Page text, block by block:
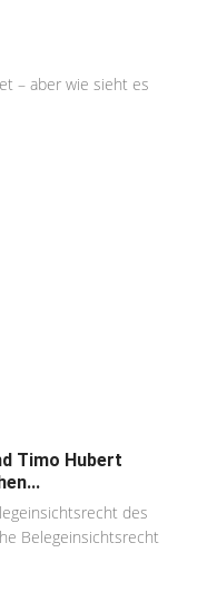
– aber wie sieht es
Timo Hubert
des
Belegeinsichtsrecht